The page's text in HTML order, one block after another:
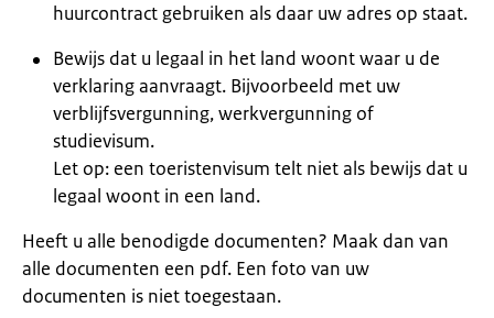
huurcontract gebruiken als daar uw adres op staat.
Bewijs dat u legaal in het land woont waar u de
verklaring aanvraagt. Bijvoorbeeld met uw
verblijfsvergunning, werkvergunning of
studievisum.
Let op: een toeristenvisum telt niet als bewijs dat u
legaal woont in een land.
Heeft u alle benodigde documenten? Maak dan van
alle documenten een pdf. Een foto van uw
documenten is niet toegestaan.